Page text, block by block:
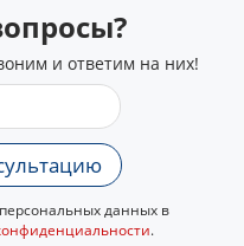
и ответим на них!
данных в
.